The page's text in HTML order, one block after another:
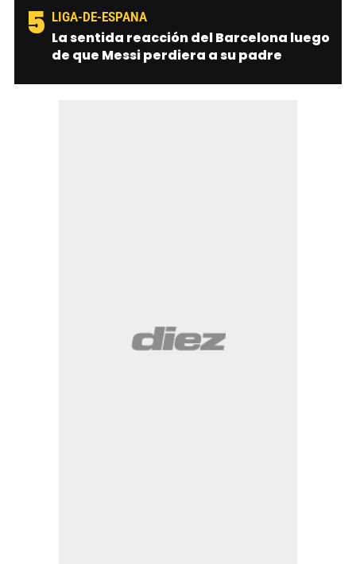
5 LIGA-DE-ESPANA
La sentida reacción del Barcelona luego
de que Messi perdiera a su padre